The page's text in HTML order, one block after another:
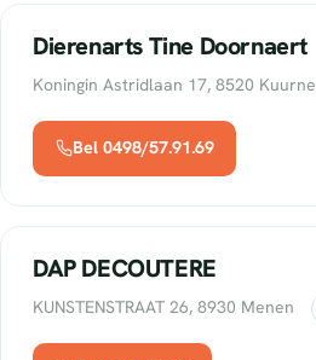
Dierenarts Tine Doornaert
Koningin Astridlaan 17, 8520 Kuurne
Bel 0498/57.91.69
DAP DECOUTERE
KUNSTENSTRAAT 26, 8930 Menen